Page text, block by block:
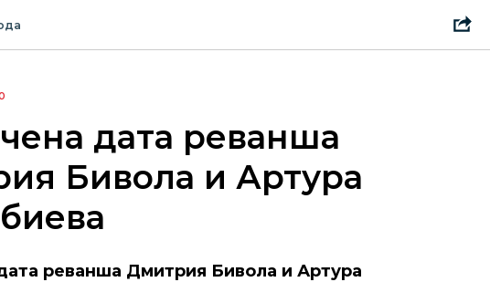
дата реванша
Бивола и Артура
реванша Дмитрия Бивола и Артура